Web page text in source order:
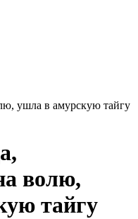
ушла в амурскую тайгу
волю,
тайгу